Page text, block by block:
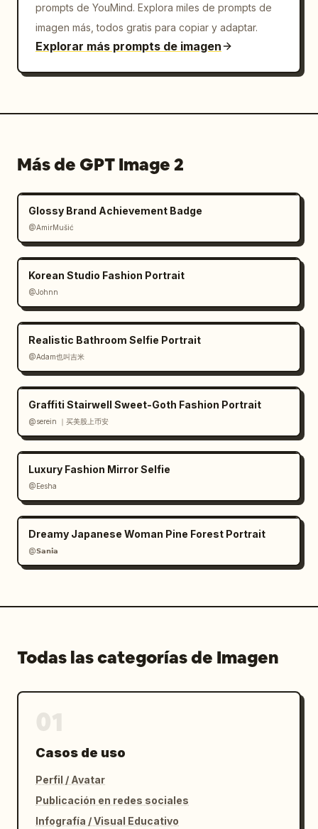
prompts de YouMind. Explora miles de prompts de
imagen más, todos gratis para copiar y adaptar.
Explorar más prompts de imagen
Más de GPT Image 2
Glossy Brand Achievement Badge
@AmirMušić
Korean Studio Fashion Portrait
@Johnn
Realistic Bathroom Selfie Portrait
@Adam也叫吉米
Graffiti Stairwell Sweet-Goth Fashion Portrait
@serein ｜买美股上币安
Luxury Fashion Mirror Selfie
@Eesha
Dreamy Japanese Woman Pine Forest Portrait
@𝗦𝗮𝗻𝗶𝗮
Todas las categorías de Imagen
Casos de uso
Perfil / Avatar
Publicación en redes sociales
Infografía / Visual Educativo